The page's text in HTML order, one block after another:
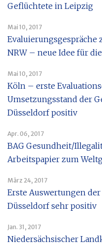
Geflüchtete in Leipzig
Mai 10, 2017
NRW – neue Idee für
Mai 10, 2017
Köln – erste
Umsetzungsstand der
Düsseldorf positiv
Apr. 06, 2017
BAG Gesundheit/
Arbeitspapier zum
März 24, 2017
Erste Auswertungen
Düsseldorf sehr positiv
Jan. 31, 2017
Niedersächsischer